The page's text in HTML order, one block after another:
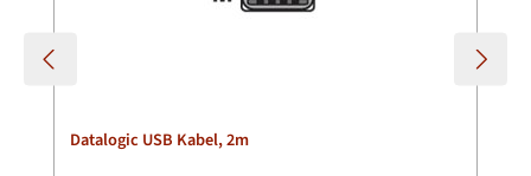
Datalogic USB Kabel, 2m